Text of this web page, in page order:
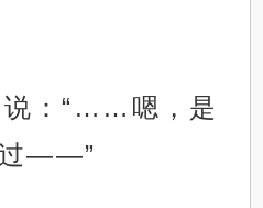
说：“……嗯，是
过——”